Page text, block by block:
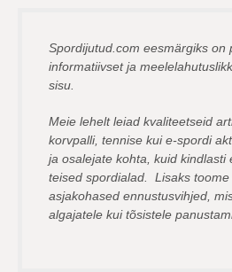
Spordijutud.com eesmärgiks on
informatiivset ja
sisu.
Meie lehelt leiad kvaliteetseid
korvpalli, tennise kui e-spordi
ja osalejate kohta, kuid kindlasti
teised spordialad. Lisaks
asjakohased ennustusvihjed,
algajatele kui tõsistele